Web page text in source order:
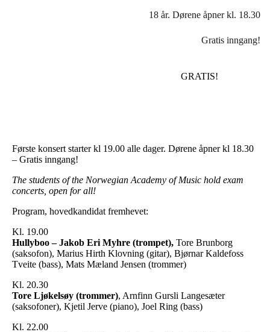
18 år. Dørene åpner kl. 18.30
Gratis inngang!
GRATIS!
Første konsert starter kl 19.00 alle dager. Dørene åpner kl 18.30
– Gratis inngang!
The students of the Norwegian Academy of Music hold exam
concerts, open for all!
Program, hovedkandidat fremhevet:
Kl. 19.00
Hullyboo – Jakob Eri Myhre (trompet), Tore Brunborg
(saksofon), Marius Hirth Klovning (gitar), Bjørnar Kaldefoss
Tveite (bass), Mats Mæland Jensen (trommer)
Kl. 20.30
Tore Ljøkelsøy (trommer), Arnfinn Gursli Langesæter
(saksofoner), Kjetil Jerve (piano), Joel Ring (bass)
Kl. 22.00